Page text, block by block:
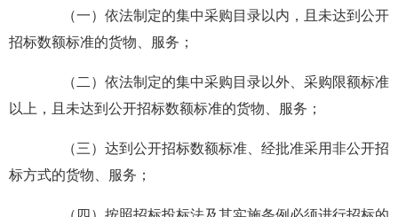
（一）依法制定的集中采购目录以内，且未达到公开
招标数额标准的货物、服务；
（二）依法制定的集中采购目录以外、采购限额标准
以上，且未达到公开招标数额标准的货物、服务；
（三）达到公开招标数额标准、经批准采用非公开招
标方式的货物、服务；